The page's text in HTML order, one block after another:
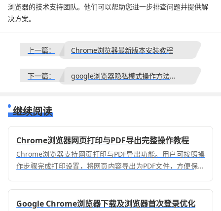
浏览器的技术支持团队。他们可以帮助您进一步排查问题并提供解
决方案。
上一篇： Chrome浏览器最新版本安装教程
下一篇： google浏览器隐私模式操作方法合集
继续阅读
Chrome浏览器网页打印与PDF导出完整操作教程
Chrome浏览器支持网页打印与PDF导出功能。用户可按照操
作步骤完成打印设置，将网页内容导出为PDF文件，方便保存
Google Chrome浏览器下载及浏览器首次登录优化